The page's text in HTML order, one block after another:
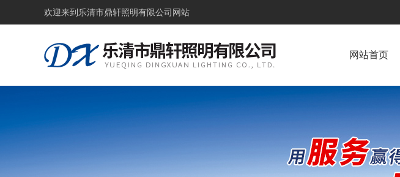
欢迎来到 乐清市鼎轩照明有限公司网站
网站首页